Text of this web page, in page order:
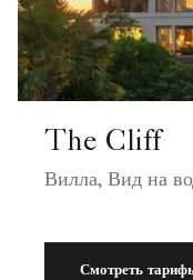
The Cliff
Вилла, Вид на
Смотреть